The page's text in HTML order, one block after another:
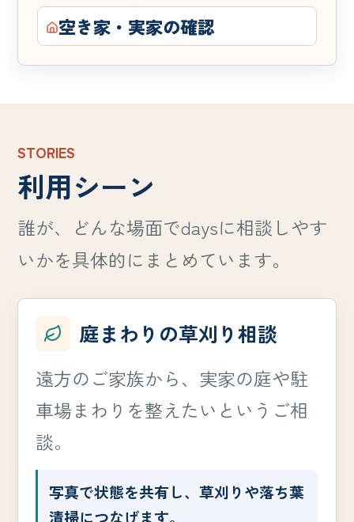
空き家・実家の確認
STORIES
利用シーン
誰が、どんな場面でdaysに相談しやす
いかを具体的にまとめています。
庭まわりの草刈り相談
遠方のご家族から、実家の庭や駐
車場まわりを整えたいというご相
談。
写真で状態を共有し、草刈りや落ち葉
清掃につなげます。